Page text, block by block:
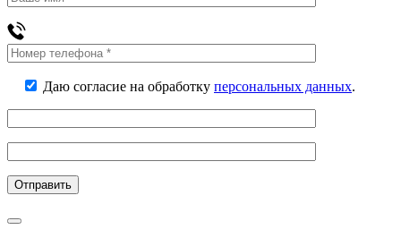
Даю согласие на обработку персональных данных.